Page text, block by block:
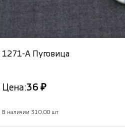
1271-А Пуговица
Цена:36 ₽
В наличии 310.00 шт